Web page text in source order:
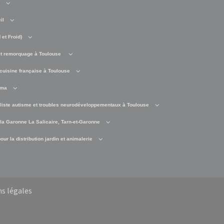
et Froid)
remorquage à Toulouse
française à Toulouse
autisme et troubles neurodéveloppementaux à Toulouse
Garonne La Salicaire, Tarn-et-Garonne
la distribution jardin et animalerie
légales